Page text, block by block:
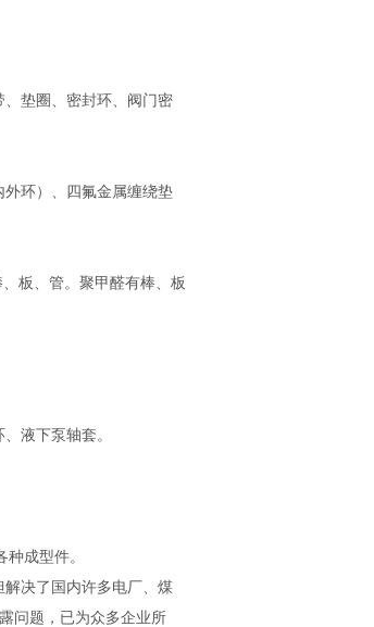
垫圈、密封环、阀门密
环）、四氟金属缠绕垫
板、管。聚甲醛有棒、板
液下泵轴套。
成型件。
决了国内许多电厂、煤
问题，已为众多企业所